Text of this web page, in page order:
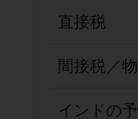
直接税
間接税／
インドの